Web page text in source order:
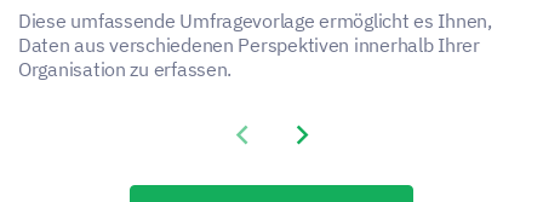
Diese umfassende Umfragevorlage ermöglicht es Ihnen,
Daten aus verschiedenen Perspektiven innerhalb Ihrer
Organisation zu erfassen.
Previous slide
Next slide